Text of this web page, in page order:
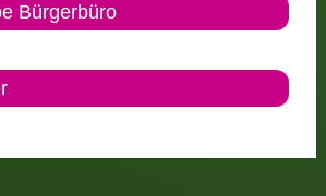
Bürgerbüro